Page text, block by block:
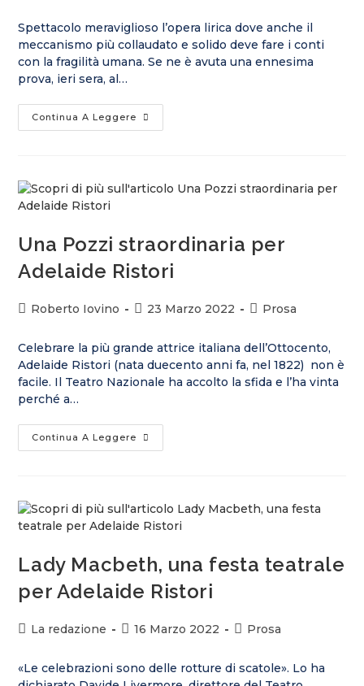
Spettacolo meraviglioso l’opera lirica dove anche il
meccanismo più collaudato e solido deve fare i conti
con la fragilità umana. Se ne è avuta una ennesima
prova, ieri sera, al…
Continua A Leggere
Una Pozzi straordinaria per
Adelaide Ristori
Roberto Iovino 23 Marzo 2022 Prosa
Celebrare la più grande attrice italiana dell’Ottocento,
Adelaide Ristori (nata duecento anni fa, nel 1822) non è
facile. Il Teatro Nazionale ha accolto la sfida e l’ha vinta
perché a…
Continua A Leggere
Lady Macbeth, una festa teatrale
per Adelaide Ristori
La redazione 16 Marzo 2022 Prosa
«Le celebrazioni sono delle rotture di scatole». Lo ha